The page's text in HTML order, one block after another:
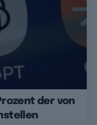
der von